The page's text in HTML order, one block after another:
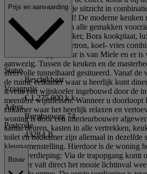
woonkeuken. Het vrije uitzicht in
keuken is fenomenaal! De moderne keuken
keukeneiland zijn van alle gemakken
andere aan een Quooker, Bora kookplaat,
oven en aparte magnetron, koel- vries
Alle keukenapparatuur is van Miele en er
aanwezig. Tussen de keuken en de
sfeervolle tunnelhaard gesitueerd. Vanaf
de ruime eetkamer waar u heerlijk kunt
tevens een wijnkoeler ingebouwd door de
meerdere wijnflessen. Wanneer u
zitkamer waar het heerlijk relaxen en
woning is door een interieurbouwer
aantal deuren, kasten in alle vertrekken,
toilet en badkamer zijn allemaal in dezelfde
kleursamenstelling. Hierdoor is de woning
Eerste verdieping: Via de trapopgang komt
Ook hier valt direct het mooie lichtinval
Prijs en aanvaarding
Status
Beschikbaar
Vraagprijs
€ 1.275.000 k.k.
Adres
Burghseweg 74
Postcode
4328 LB
Bouw